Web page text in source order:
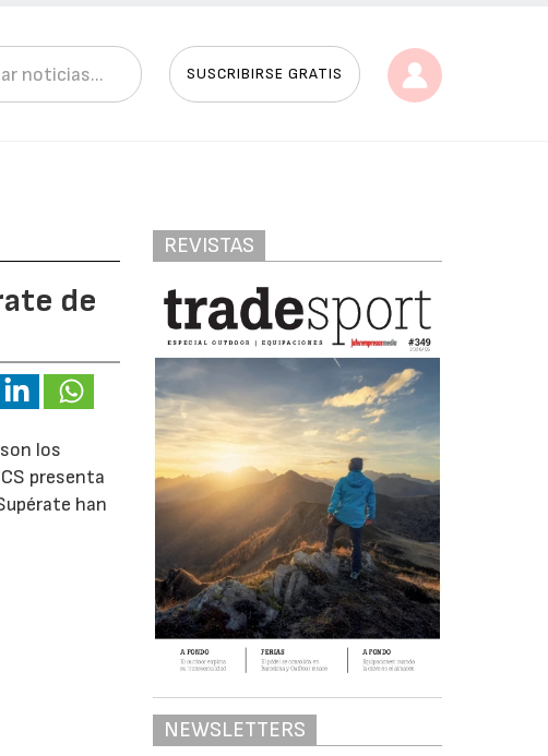
SUSCRIBIRSE GRATIS
de
los
presenta
han
REVISTAS
NEWSLETTERS